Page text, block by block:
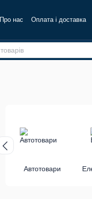
Про нас Оплата і доставка
Автотовари